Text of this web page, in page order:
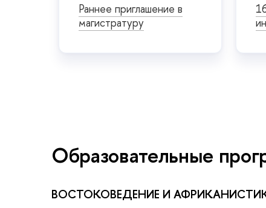
Раннее приглашение в
магистратуру
Образовательные
ВОСТОКОВЕДЕНИЕ И